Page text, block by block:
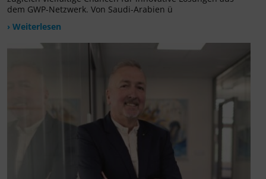
dem GWP-Netzwerk. Von Saudi-Arabien ü
› Weiterlesen